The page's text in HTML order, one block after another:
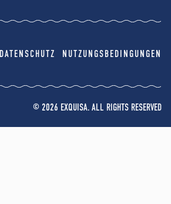
DATENSCHUTZ NUTZUNGSBEDINGUNGEN
© 2026 EXQUISA. ALL RIGHTS RESERVED